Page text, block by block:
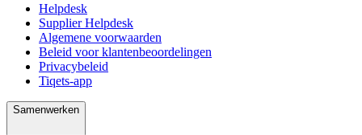
Helpdesk
Supplier Helpdesk
Algemene voorwaarden
Beleid voor klantenbeoordelingen
Privacybeleid
Tiqets-app
Samenwerken